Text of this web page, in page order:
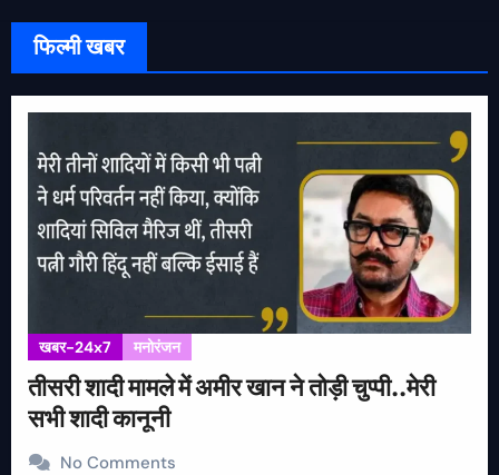
फिल्मी खबर
खबर-24x7 मनोरंजन
तीसरी शादी मामले में अमीर खान ने तोड़ी चुप्पी..मेरी
सभी शादी कानूनी
No Comments